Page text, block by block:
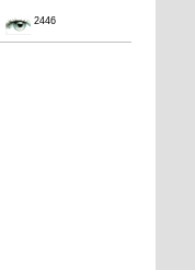
2446